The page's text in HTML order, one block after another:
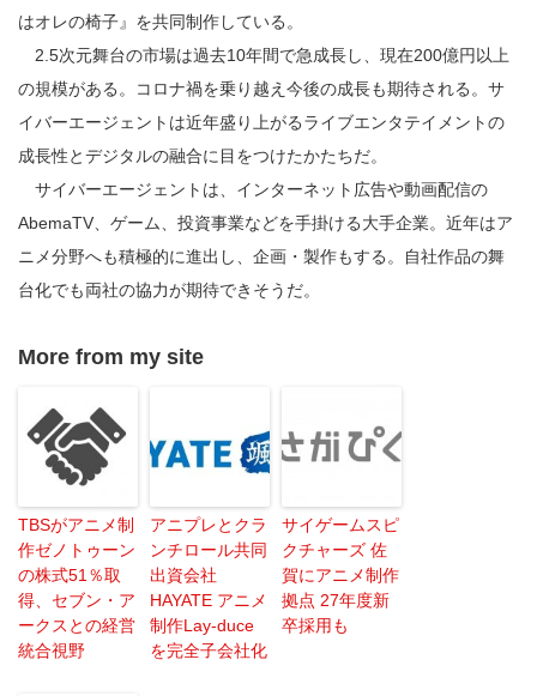
はオレの椅子』を共同制作している。
2.5次元舞台の市場は過去10年間で急成長し、現在200億円以上
の規模がある。コロナ禍を乗り越え今後の成長も期待される。サ
イバーエージェントは近年盛り上がるライブエンタテイメントの
成長性とデジタルの融合に目をつけたかたちだ。
サイバーエージェントは、インターネット広告や動画配信の
AbemaTV、ゲーム、投資事業などを手掛ける大手企業。近年はア
ニメ分野へも積極的に進出し、企画・製作もする。自社作品の舞
台化でも両社の協力が期待できそうだ。
More from my site
TBSがアニメ制
作ゼノトゥーン
の株式51％取
得、セブン・ア
ークスとの経営
統合視野
アニプレとクラ
ンチロール共同
出資会社
HAYATE アニメ
制作Lay-duce
を完全子会社化
サイゲームスピ
クチャーズ 佐
賀にアニメ制作
拠点 27年度新
卒採用も